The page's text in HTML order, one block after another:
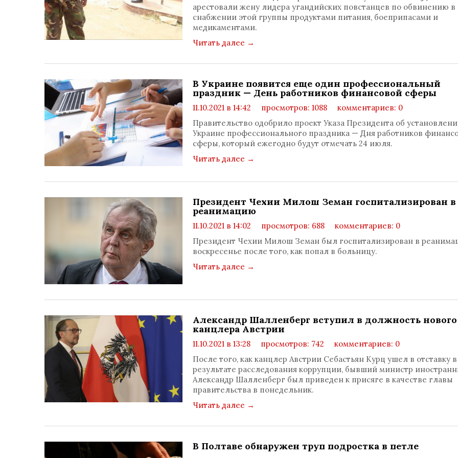
арестовали жену лидера угандийских повстанцев по обвинению в
снабжении этой группы продуктами питания, боеприпасами и
медикаментами.
Читать далее →
В Украине появится еще один профессиональный
праздник — День работников финансовой сферы
11.10.2021 в 14:42 просмотров: 1088
комментариев: 0
Правительство одобрило проект Указа Президента об
Украине профессионального праздника — Дня работников
сферы, который ежегодно будут отмечать 24 июля.
Читать далее →
Президент Чехии Милош Земан госпитализирован в
реанимацию
11.10.2021 в 14:02 просмотров: 688
комментариев: 0
Президент Чехии Милош Земан был госпитализирован в
воскресенье после того, как попал в больницу.
Читать далее →
Александр Шалленберг вступил в должность нового
канцлера Австрии
11.10.2021 в 13:28 просмотров: 742
комментариев: 0
После того, как канцлер Австрии Себастьян Курц ушел в отставку в
результате расследования коррупции, бывший министр
Александр Шалленберг был приведен к присяге в качестве главы
правительства в понедельник.
Читать далее →
В Полтаве обнаружен труп подростка в петле